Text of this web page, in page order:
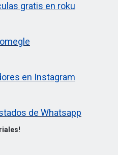
gratis en roku
en Instagram
de Whatsapp